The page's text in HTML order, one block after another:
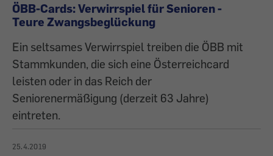
ÖBB-Cards: Verwirrspiel für Senioren -
Teure Zwangsbeglückung
Ein seltsames Verwirrspiel treiben die ÖBB mit
Stammkunden, die sich eine Österreichcard
leisten oder in das Reich der
Seniorenermäßigung (derzeit 63 Jahre)
eintreten.
25.4.2019